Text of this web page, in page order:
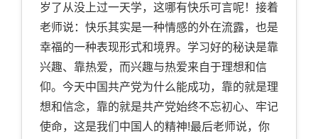
岁了从没上过一天学，这哪有快乐可言呢！接着
老师说：快乐其实是一种情感的外在流露，也是
幸福的一种表现形式和境界。学习好的秘诀是靠
兴趣、靠热爱，而兴趣与热爱来自于理想和信
仰。今天中国共产党为什么能成功，靠的就是理
想和信念，靠的就是共产党始终不忘初心、牢记
使命，这是我们中国人的精神!最后老师说，你